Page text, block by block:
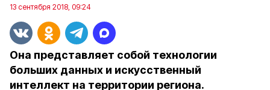
13 сентября 2018, 09:24
Она представляет собой технологии
больших данных и искусственный
интеллект на территории региона.